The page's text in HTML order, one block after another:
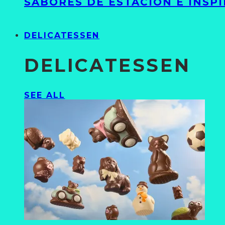
DELICATESSEN
DELICATESSEN
SEE ALL